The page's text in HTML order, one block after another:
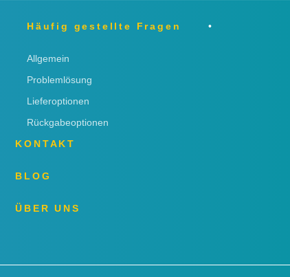
Häufig gestellte Fragen
Allgemein
Problemlösung
Lieferoptionen
Rückgabeoptionen
KONTAKT
BLOG
ÜBER UNS